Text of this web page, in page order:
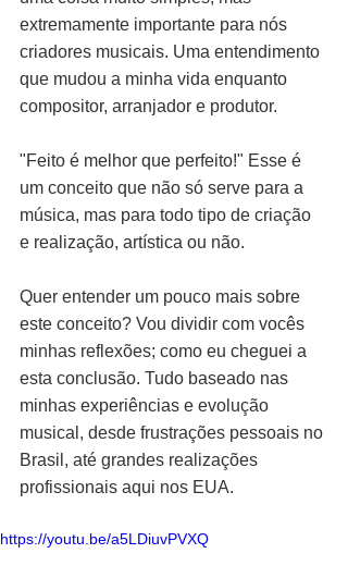
extremamente importante para nós
criadores musicais. Uma entendimento
que mudou a minha vida enquanto
compositor, arranjador e produtor.
"Feito é melhor que perfeito!" Esse é
um conceito que não só serve para a
música, mas para todo tipo de criação
e realização, artística ou não.
Quer entender um pouco mais sobre
este conceito? Vou dividir com vocês
minhas reflexões; como eu cheguei a
esta conclusão. Tudo baseado nas
minhas experiências e evolução
musical, desde frustrações pessoais no
Brasil, até grandes realizações
profissionais aqui nos EUA.
https://youtu.be/a5LDiuvPVXQ